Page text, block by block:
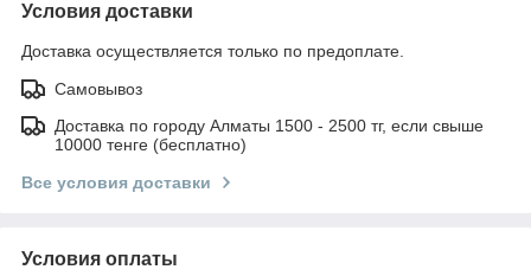
Условия доставки
Доставка осуществляется только по предоплате.
Самовывоз
Доставка по городу Алматы 1500 - 2500 тг, если свыше
10000 тенге (бесплатно)
Все условия доставки
Условия оплаты